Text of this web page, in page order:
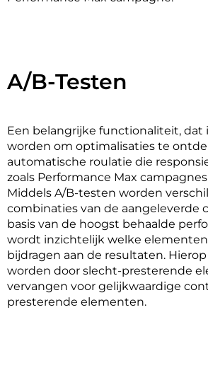
A/B-Testen
Een belangrijke functionaliteit, dat
worden om optimalisaties te
automatische roulatie die
zoals Performance Max
Middels A/B-testen worden
combinaties van de aangeleverde
basis van de hoogst behaalde
wordt inzichtelijk welke
bijdragen aan de resultaten.
worden door slecht-presterende
vervangen voor gelijkwaardige
presterende elementen.